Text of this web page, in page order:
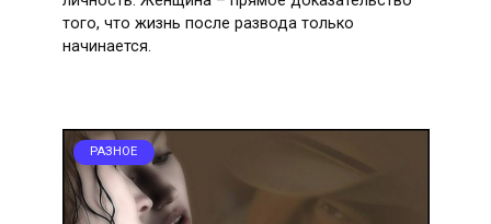
того, что жизнь после развода только
начинается.
РАЗНОЕ